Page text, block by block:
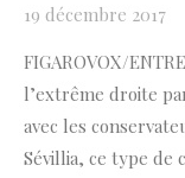
19 décembre 2017
FIGAROVOX/
l’extrême droite
avec les
Sévillia, ce type de